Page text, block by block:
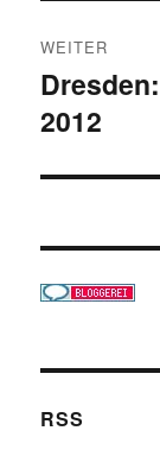
WEITER
Nächster
Beitrag:
2012
RSS